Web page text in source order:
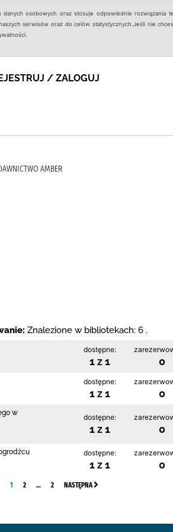
osobowych oraz stosuje odpowiednie rozwiązania
serwisów oraz do celów statystycznych.Jeśli nie
/ ZALOGUJ
AMBER
Znalezione w bibliotekach: 6 .
dostępne:
1 z 1 0
dostępne:
1 z 1 0
w
dostępne:
1 z 1 0
dostępne:
1 z 1 0
1 2 … 2 NASTĘPNA